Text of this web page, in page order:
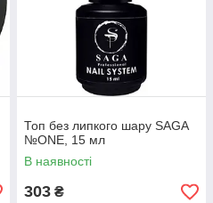
Топ без липкого шару SAGA
№ONE, 15 мл
В наявності
303 ₴